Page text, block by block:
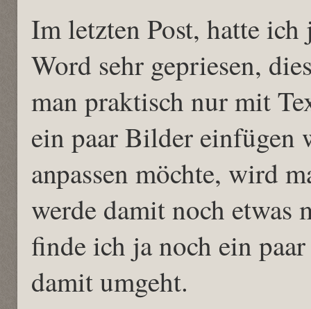
Im letzten Post, hatte
Word sehr gepriesen,
man praktisch nur mit
ein paar Bilder einfügen
anpassen möchte, wird
werde damit noch etwas
finde ich ja noch ein
damit umgeht.